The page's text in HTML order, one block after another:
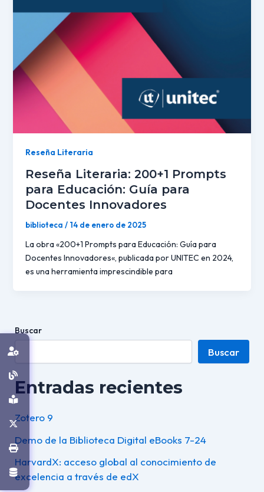
Reseña Literaria
Reseña Literaria: 200+1 Prompts
para Educación: Guía para
Docentes Innovadores
biblioteca / 14 de enero de 2025
La obra «200+1 Prompts para Educación: Guía para
Docentes Innovadores«, publicada por UNITEC en 2024,
es una herramienta imprescindible para
Buscar
Buscar
Entradas recientes
Zotero 9
Demo de la Biblioteca Digital eBooks 7-24
HarvardX: acceso global al conocimiento de
excelencia a través de edX